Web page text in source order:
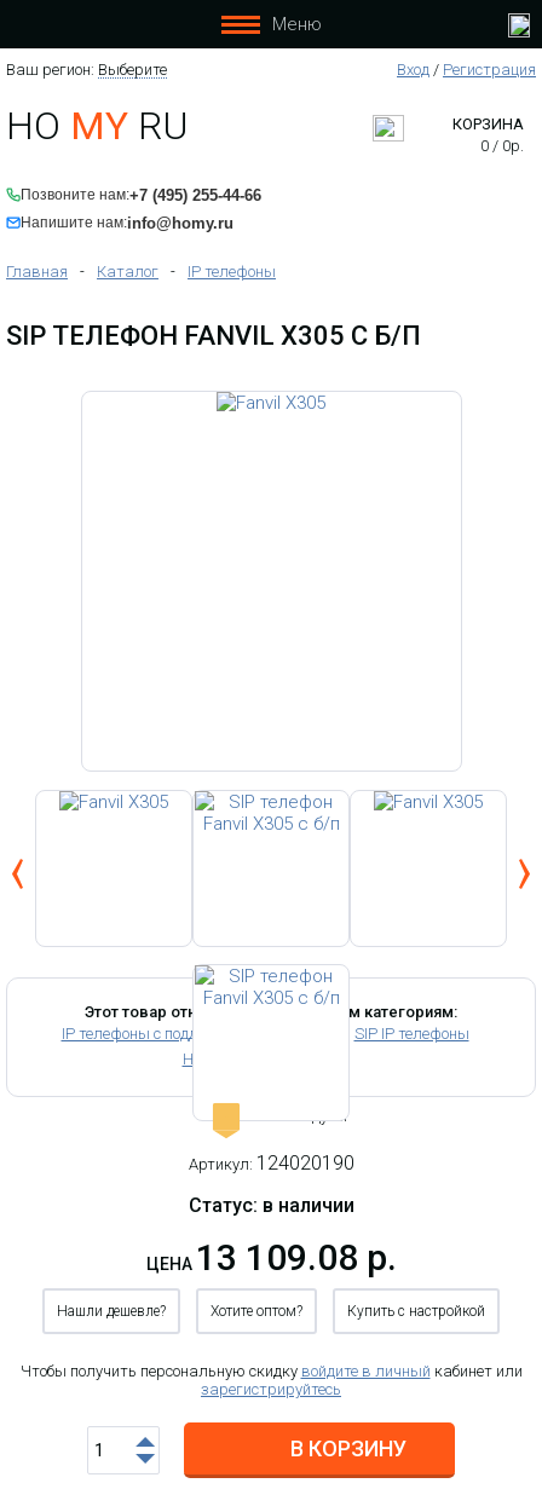
Меню
Ваш регион: Выберите Вход / Регистрация
HO MY RU
Позвоните нам:+7 (495) 255-44-66
Напишите нам:info@homy.ru
КОРЗИНА
0 / 0р.
Главная - Каталог - IP телефоны
SIP ТЕЛЕФОН FANVIL X305 C Б/П
Этот товар относится к следующим категориям:
IP телефоны с поддержкой POE
SIP IP телефоны
Недорогие IP телефоны
Рекомендуем
Артикул: 124020190
Статус: в наличии
ЦЕНА 13 109.08 р.
Нашли дешевле? Хотите оптом? Купить с настройкой
Чтобы получить персональную скидку войдите в личный кабинет или
зарегистрируйтесь
В КОРЗИНУ